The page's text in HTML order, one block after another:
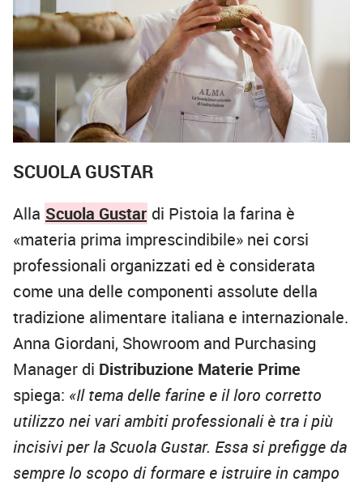
SCUOLA GUSTAR
Alla Scuola Gustar di Pistoia la farina è
«materia prima imprescindibile» nei corsi
professionali organizzati ed è considerata
come una delle componenti assolute della
tradizione alimentare italiana e internazionale.
Anna Giordani, Showroom and Purchasing
Manager di Distribuzione Materie Prime
spiega: «Il tema delle farine e il loro corretto
utilizzo nei vari ambiti professionali è tra i più
incisivi per la Scuola Gustar. Essa si prefigge da
sempre lo scopo di formare e istruire in campo